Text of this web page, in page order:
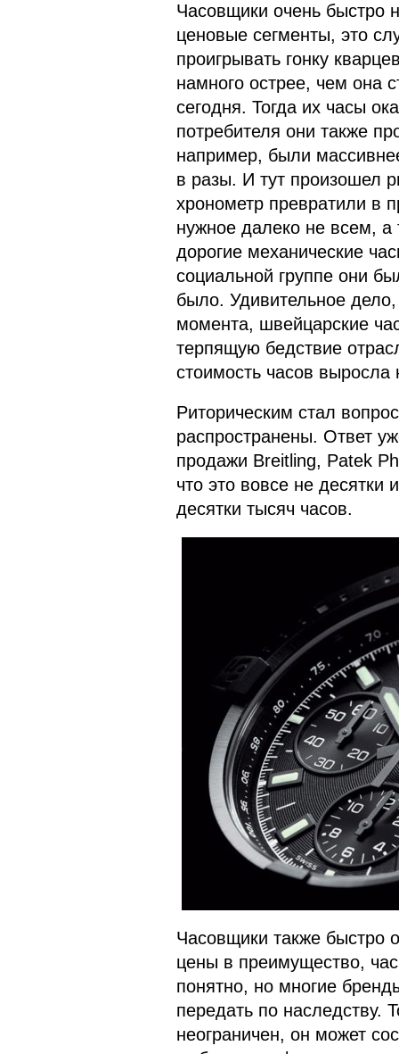
Часовщики очень быстро
ценовые сегменты, это
проигрывать гонку
намного острее, чем она
сегодня. Тогда их часы
потребителя они также
например, были
в разы. И тут произошел
хронометр превратили в
нужное далеко не всем,
дорогие механические
социальной группе они
было. Удивительное
момента, швейцарские
терпящую бедствие
стоимость часов
Риторическим стал
распространены. Ответ
продажи Breitling, Patek
что это вовсе не десятки
десятки тысяч часов.
Часовщики также быстро
цены в преимущество,
понятно, но многие
передать по наследству.
неограничен, он может